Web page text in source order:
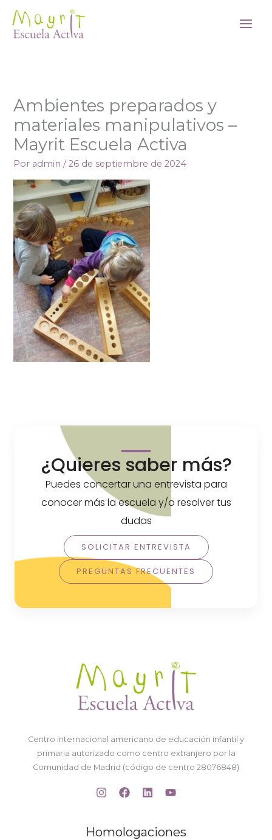
contenido
Ambientes preparados y
materiales manipulativos –
Mayrit Escuela Activa
Por admin/26 de septiembre de 2024
¿Quieres saber más?
Puedes concertar una entrevista para
conocer más la escuela y/o resolver tus
dudas
SOLICITAR ENTREVISTA
PREGUNTAS FRECUENTES
Centro internacional americano de educación infantil y
primaria autorizado como centro extranjero por la
Comunidad de Madrid (código de centro 28076848)
Homologaciones